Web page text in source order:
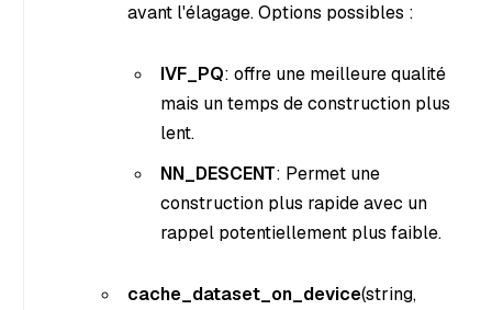
avant l'élagage. Options possibles :
IVF_PQ: offre une meilleure qualité
mais un temps de construction plus
lent.
NN_DESCENT: Permet une
construction plus rapide avec un
rappel potentiellement plus faible.
cache_dataset_on_device(string,